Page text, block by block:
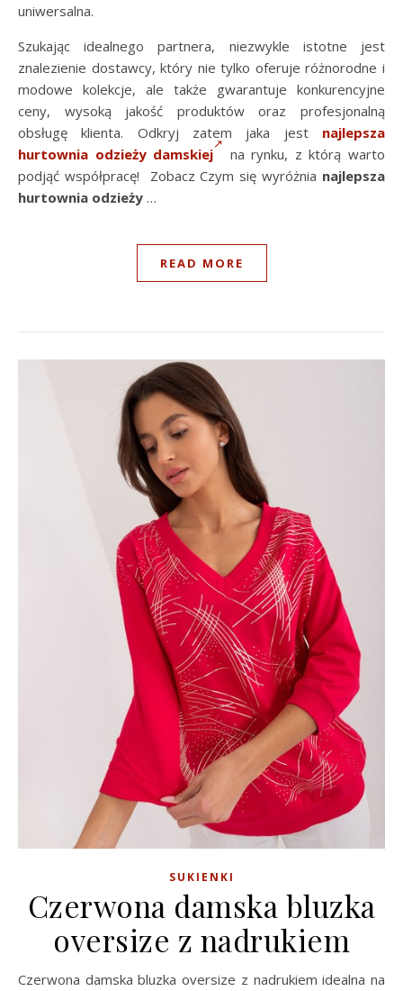
uniwersalna.
Szukając idealnego partnera, niezwykle istotne jest
znalezienie dostawcy, który nie tylko oferuje różnorodne i
modowe kolekcje, ale także gwarantuje konkurencyjne
ceny, wysoką jakość produktów oraz profesjonalną
obsługę klienta. Odkryj zatem jaka jest najlepsza
hurtownia odzieży damskiej
na rynku, z którą warto
podjąć współpracę! Zobacz Czym się wyróżnia najlepsza
hurtownia odzieży …
READ MORE
SUKIENKI
Czerwona damska bluzka
oversize z nadrukiem
Czerwona damska bluzka oversize z nadrukiem idealna na